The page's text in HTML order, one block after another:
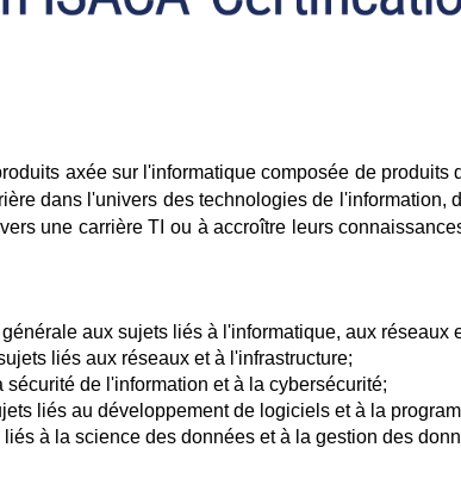
axée sur l'informatique composée de produits
dans l'univers des technologies de l'information,
une carrière TI ou à accroître leurs
aux sujets liés à l'informatique, aux réseaux
liés aux réseaux et à l'infrastructure;
de l'information et à la cybersécurité;
liés au développement de logiciels et à la
à la science des données et à la gestion des